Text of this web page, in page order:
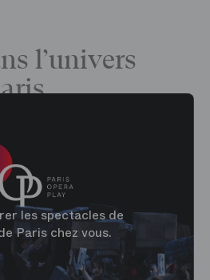
l’univers
les spectacles de
Paris chez vous.